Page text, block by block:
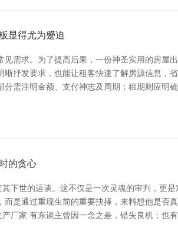
显得尤为蹙迫
需求。为了提高后果，一份神圣实用的房
抒发要求，也能让租客快速了解房源信息
需注明金额、支付神志及周期；租期则应明
的贪心
下世的运谈。这不仅是一次灵魂的审判，
是通过重现生前的重要抉择，来料想他是否
厂家 有东谈主曾因一念之差，错失良机；也